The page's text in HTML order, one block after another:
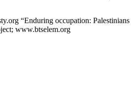
“Enduring occupation:
www.btselem.org